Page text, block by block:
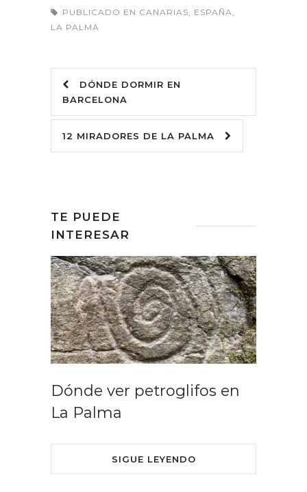
PUBLICADO EN CANARIAS ESPAÑA
LA PALMA
DÓNDE DORMIR EN
BARCELONA
12 MIRADORES DE LA PALMA
TE PUEDE
INTERESAR
Dónde ver petroglifos en
La Palma
SIGUE LEYENDO